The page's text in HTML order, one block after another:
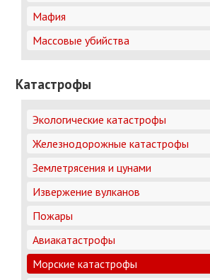
Мафия
Массовые убийства
Катастрофы
Экологические катастрофы
Железнодорожные катастрофы
Землетрясения и цунами
Извержение вулканов
Пожары
Авиакатастрофы
Морские катастрофы